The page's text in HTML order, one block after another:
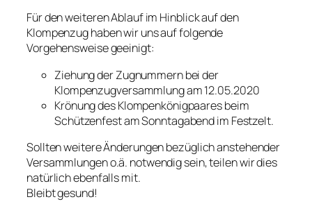
Für den weiteren Ablauf im Hinblick auf den
Klompenzug haben wir uns auf folgende
Vorgehensweise geeinigt:
Ziehung der Zugnummern bei der
Klompenzugversammlung am 12.05.2020
Krönung des Klompenkönigpaares beim
Schützenfest am Sonntagabend im Festzelt.
Sollten weitere Änderungen bezüglich anstehender
Versammlungen o.ä. notwendig sein, teilen wir dies
natürlich ebenfalls mit.
Bleibt gesund!